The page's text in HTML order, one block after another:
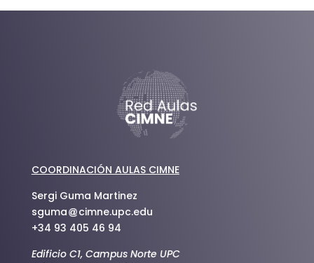
COORDINACIÓN AULAS CIMNE
Sergi Guma Martinez
sguma
cimne.upc.edu
+34 93 405 46 94
Edificio C1, Campus Norte UPC